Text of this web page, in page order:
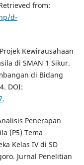
from:
d-
Kewirausahaan
di SMAN 1 Sikur.
di Bidang
DOI:
.
Penerapan
(P5) Tema
Kelas IV di SD
Jurnal Penelitian